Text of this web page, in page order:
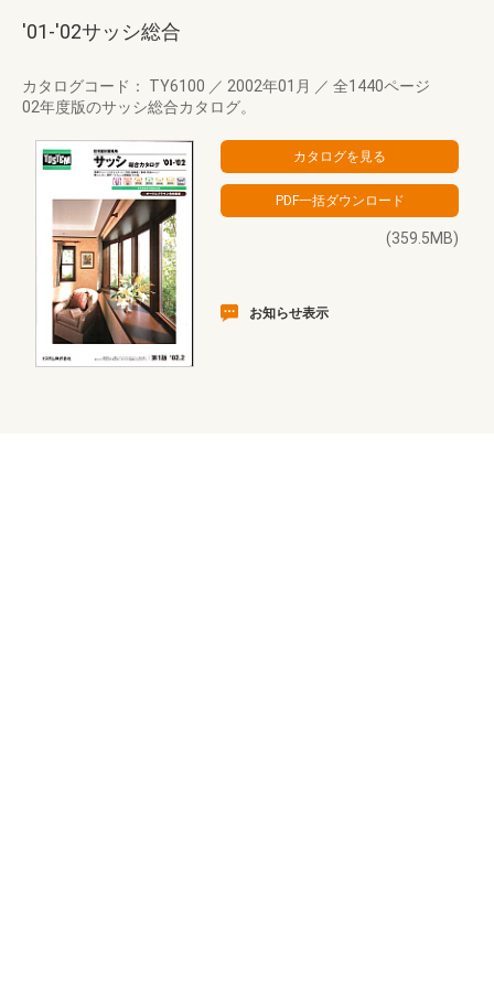
'01-'02サッシ総合
カタログコード： TY6100 ／ 2002年01月 ／ 全1440ページ
02年度版のサッシ総合カタログ。
(359.5MB)
お知らせ表示